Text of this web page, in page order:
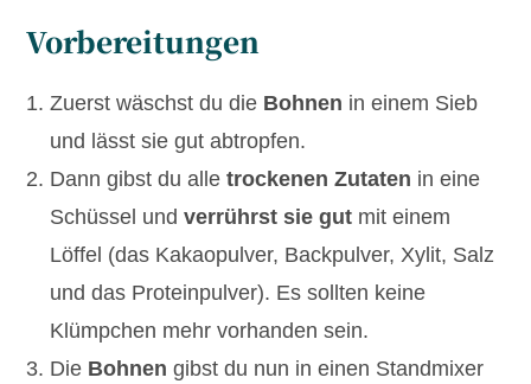
Vorbereitungen
Zuerst wäschst du die Bohnen in einem Sieb
und lässt sie gut abtropfen.
Dann gibst du alletrockenen Zutaten in eine
Schüssel undverrührst sie gut mit einem
Löffel (das Kakaopulver, Backpulver, Xylit, Salz
und das Proteinpulver). Es sollten keine
Klümpchen mehr vorhanden sein.
Die Bohnen gibst du nun in einen Standmixer